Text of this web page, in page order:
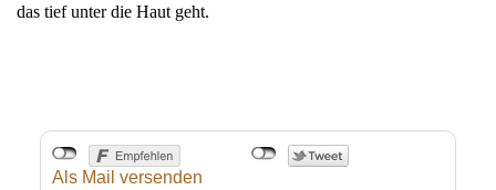
das tief unter die Haut geht.
Als Mail versenden